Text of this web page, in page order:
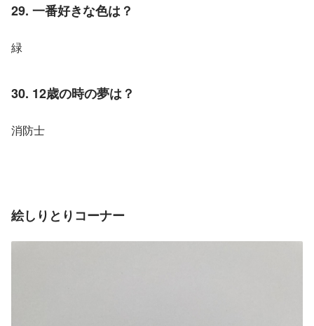
29. 一番好きな色は？
緑
30. 12歳の時の夢は？
消防士
絵しりとりコーナー